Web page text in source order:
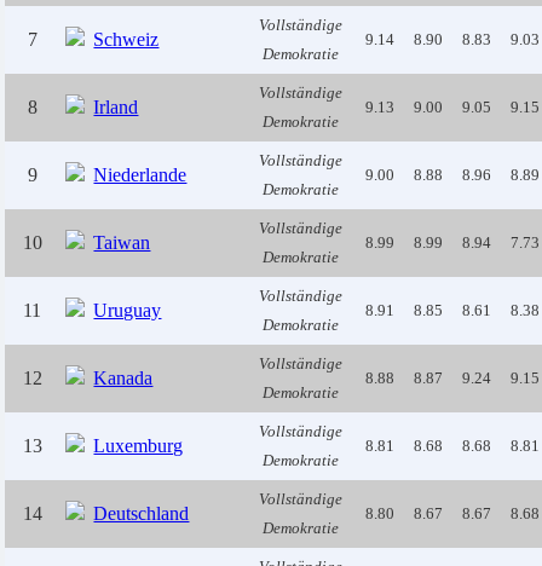
7 Schweiz
Vollständige
Demokratie
9.14 8.90 8.83 9.03
8 Irland
Vollständige
Demokratie
9.13 9.00 9.05 9.15
9 Niederlande
Vollständige
Demokratie
9.00 8.88 8.96 8.89
10 Taiwan
Vollständige
Demokratie
8.99 8.99 8.94 7.73
11 Uruguay
Vollständige
Demokratie
8.91 8.85 8.61 8.38
12 Kanada
Vollständige
Demokratie
8.88 8.87 9.24 9.15
13 Luxemburg
Vollständige
Demokratie
8.81 8.68 8.68 8.81
14 Deutschland
Vollständige
Demokratie
8.80 8.67 8.67 8.68